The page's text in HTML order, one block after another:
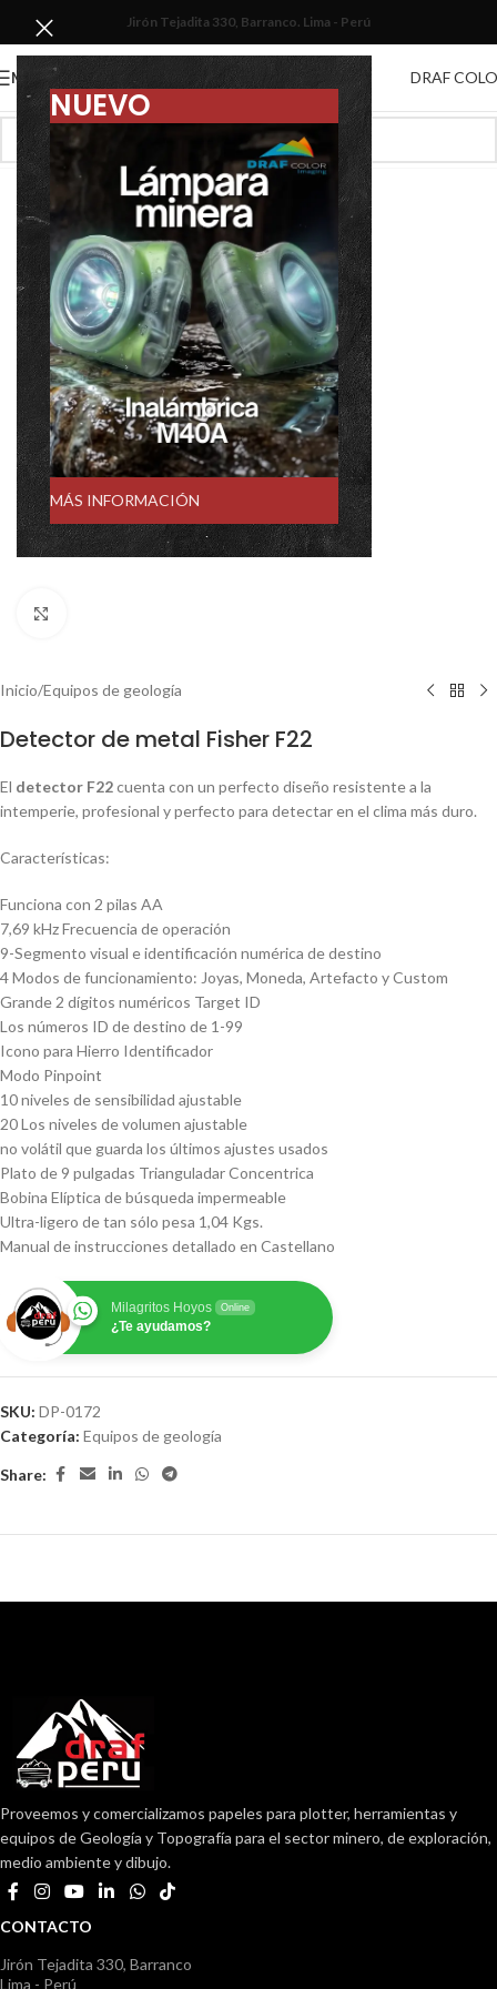
NUEVO
MÁS INFORMACIÓN
Jirón Tejadita 330, Barranco. Lima - Perú
MENU DRAF
Inicio/Equipos de geología
Detector de metal Fisher F22
El detector F22cuenta con un perfecto diseño resistente a la
intemperie, profesional y perfecto para detectar en el clima más duro.
Características:
Funciona con 2 pilas AA
7,69 kHz Frecuencia de operación
9-Segmento visual e identificación numérica de destino
4 Modos de funcionamiento: Joyas, Moneda, Artefacto y Custom
Grande 2 dígitos numéricos Target ID
Los números ID de destino de 1-99
Icono para Hierro Identificador
Modo Pinpoint
10 niveles de sensibilidad ajustable
20 Los niveles de volumen ajustable
no volátil que guarda los últimos ajustes usados
Plato de 9 pulgadas Trianguladar Concentrica
Bobina Elíptica de búsqueda impermeable
Ultra-ligero de tan sólo pesa 1,04 Kgs.
Manual de instrucciones detallado en Castellano
Milagritos Hoyos Online
¿Te ayudamos?
SKU: DP-0172
Categoría: Equipos de geología
Share:
Proveemos y comercializamos papeles para plotter, herramientas y
equipos de Geología y Topografía para el sector minero, de exploración,
medio ambiente y dibujo.
CONTACTO
Jirón Tejadita 330, Barranco
Lima - Perú